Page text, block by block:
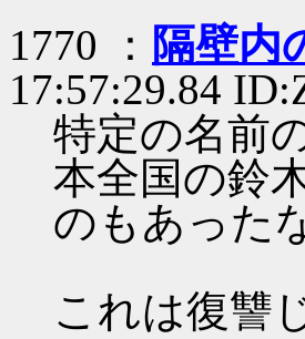
1770 ： 隔壁内
17:57:29.84
特定の名前
本全国の鈴
のもあった
これは復讐